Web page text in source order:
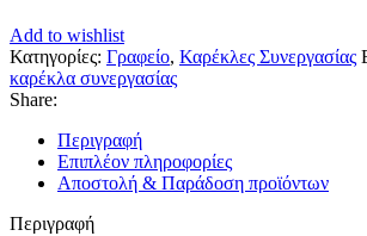
Add to wishlist
Κατηγορίες: Γραφείο, Καρέκλες Συνεργασίας
καρέκλα συνεργασίας
Share:
Περιγραφή
Επιπλέον πληροφορίες
Αποστολή & Παράδοση προϊόντων
Περιγραφή